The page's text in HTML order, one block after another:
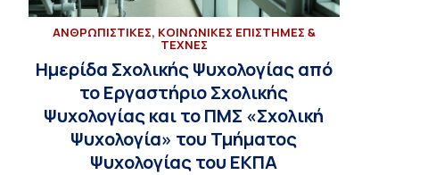
ΑΝΘΡΩΠΙΣΤΙΚΕΣ, ΚΟΙΝΩΝΙΚΕΣ ΕΠΙΣΤΗΜΕΣ &
ΤΕΧΝΕΣ
Ημερίδα Σχολικής Ψυχολογίας από
το Εργαστήριο Σχολικής
Ψυχολογίας και το ΠΜΣ «Σχολική
Ψυχολογία» του Τμήματος
Ψυχολογίας του ΕΚΠΑ